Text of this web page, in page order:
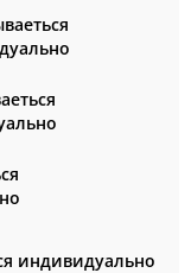
индивидуально